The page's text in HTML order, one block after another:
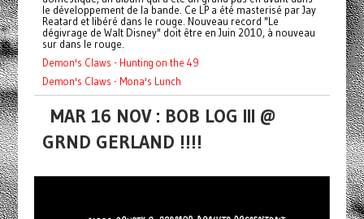
le développement de la bande. Ce LP a été masterisé par Jay
Reatard et libéré dans le rouge. Nouveau record "Le
dégivrage de Walt Disney" doit être en Juin 2010, à nouveau
sur dans le rouge.
Demon's Claws - Hunting on the 49
Demon's Claws - Mona's Lunch
MAR 16 NOV : BOB LOG III @
GRND GERLAND !!!!